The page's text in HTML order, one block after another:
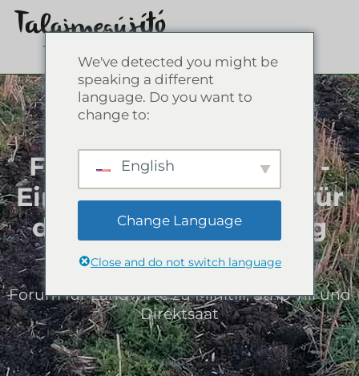
Forum der Landwirte -
Ein umfassender Tag für
die Bodenerneuerung
Forum für Landwirte zu Minitill, Strip-Till und
Direktsaat
We've detected you might be
speaking a different
language. Do you want to
change to:
English
Change Language
Close and do not switch language